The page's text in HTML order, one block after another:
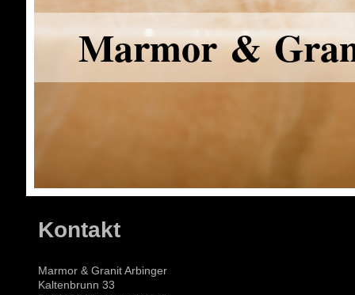
Marmor &
Kontakt
Marmor & Granit Arbinger
Kaltenbrunn 33